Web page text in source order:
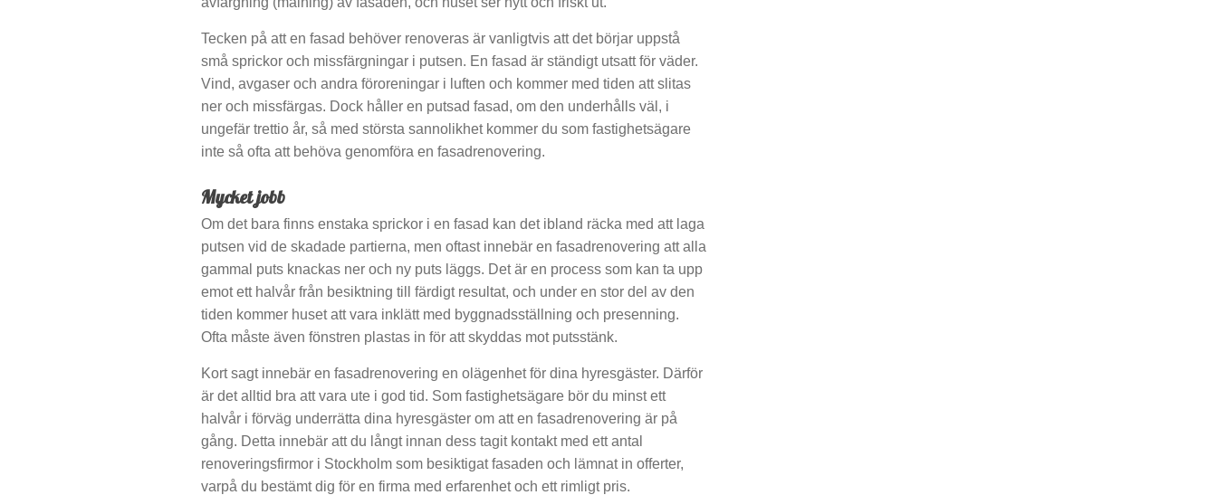
Tecken på att en fasad behöver renoveras är vanligtvis att det börjar uppstå
små sprickor och missfärgningar i putsen. En fasad är ständigt utsatt för väder.
Vind, avgaser och andra föroreningar i luften och kommer med tiden att slitas
ner och missfärgas. Dock håller en putsad fasad, om den underhålls väl, i
ungefär trettio år, så med största sannolikhet kommer du som fastighetsägare
inte så ofta att behöva genomföra en fasadrenovering.
Mycket jobb
Om det bara finns enstaka sprickor i en fasad kan det ibland räcka med att laga
putsen vid de skadade partierna, men oftast innebär en fasadrenovering att alla
gammal puts knackas ner och ny puts läggs. Det är en process som kan ta upp
emot ett halvår från besiktning till färdigt resultat, och under en stor del av den
tiden kommer huset att vara inklätt med byggnadsställning och presenning.
Ofta måste även fönstren plastas in för att skyddas mot putsstänk.
Kort sagt innebär en fasadrenovering en olägenhet för dina hyresgäster. Därför
är det alltid bra att vara ute i god tid. Som fastighetsägare bör du minst ett
halvår i förväg underrätta dina hyresgäster om att en fasadrenovering är på
gång. Detta innebär att du långt innan dess tagit kontakt med ett antal
renoveringsfirmor i Stockholm som besiktigat fasaden och lämnat in offerter,
varpå du bestämt dig för en firma med erfarenhet och ett rimligt pris.